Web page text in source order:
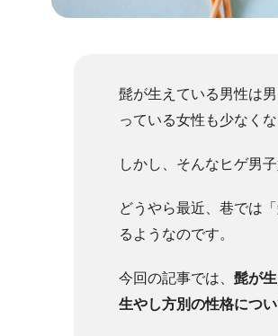
髭が生えている男性は
っている女性も少なくな
しかし、そんなヒゲ男
どうやら最近、巷では
るようなのです。
今回の記事では、 髭が
生やし方別の性格につ